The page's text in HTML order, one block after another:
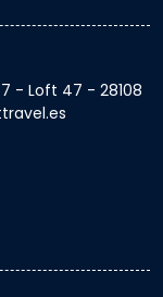
- Loft 47 - 28108